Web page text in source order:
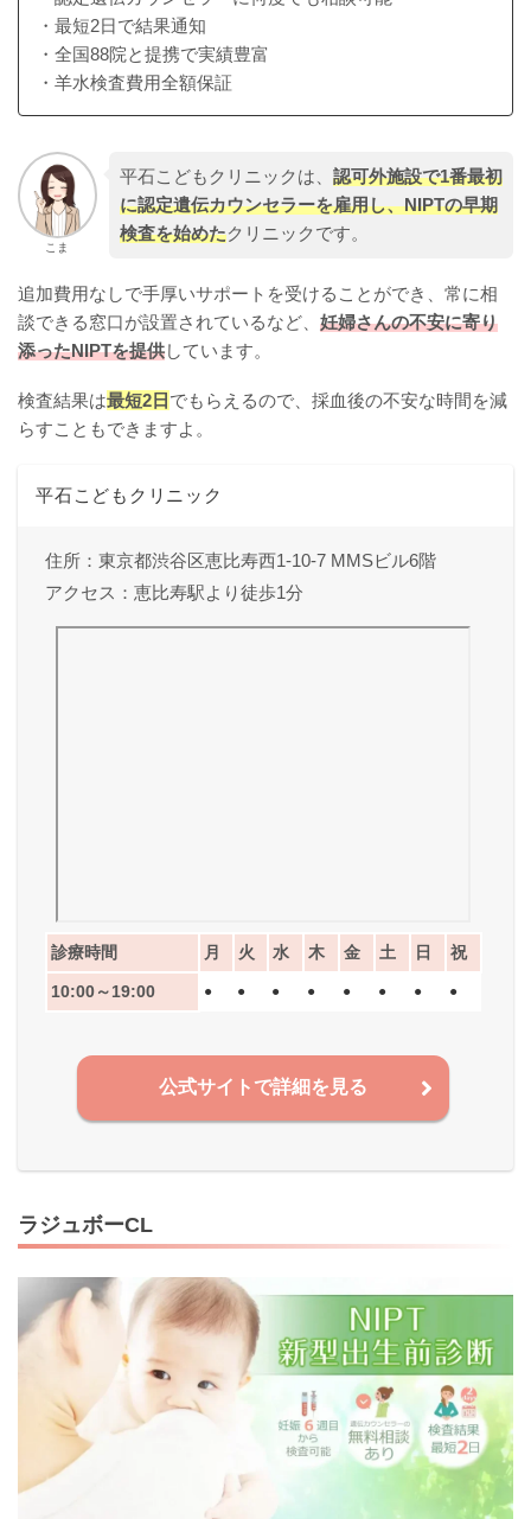
・最短2日で結果通知
・全国88院と提携で実績豊富
・羊水検査費用全額保証
こま
平石こどもクリニックは、 認可外施設で1番最初
に認定遺伝カウンセラーを雇用し、NIPTの早期
検査を始めたクリニックです。
追加費用なしで手厚いサポートを受けることができ、常に相
談できる窓口が設置されているなど、 妊婦さんの不安に寄り
添ったNIPTを提供しています。
検査結果は最短2日 でもらえるので、採血後の不安な時間を減
らすこともできますよ。
平石こどもクリニック
住所：東京都渋谷区恵比寿西1-10-7 MMSビル6階
アクセス：恵比寿駅より徒歩1分
診療時間 月 火 水 木 金 土 日 祝
10:00～19:00 ● ● ● ● ● ● ● ●
公式サイトで詳細を見る
ラジュボーCL